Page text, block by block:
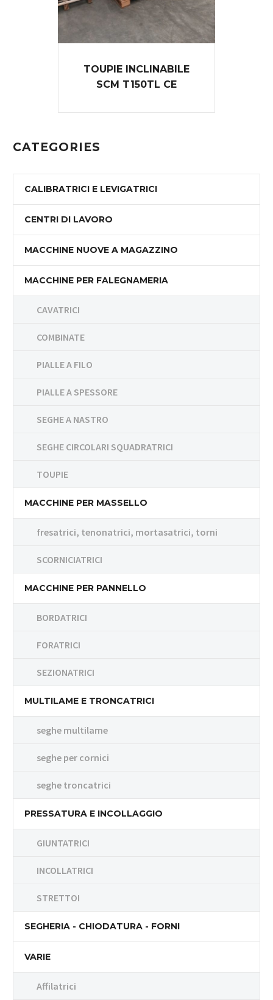
TOUPIE INCLINABILE
SCM T150TL CE
CATEGORIES
CALIBRATRICI E LEVIGATRICI
CENTRI DI LAVORO
MACCHINE NUOVE A MAGAZZINO
MACCHINE PER FALEGNAMERIA
CAVATRICI
COMBINATE
PIALLE A FILO
PIALLE A SPESSORE
SEGHE A NASTRO
SEGHE CIRCOLARI SQUADRATRICI
TOUPIE
MACCHINE PER MASSELLO
fresatrici, tenonatrici, mortasatrici, torni
SCORNICIATRICI
MACCHINE PER PANNELLO
BORDATRICI
FORATRICI
SEZIONATRICI
MULTILAME E TRONCATRICI
seghe multilame
seghe per cornici
seghe troncatrici
PRESSATURA E INCOLLAGGIO
GIUNTATRICI
INCOLLATRICI
STRETTOI
SEGHERIA - CHIODATURA - FORNI
VARIE
Affilatrici